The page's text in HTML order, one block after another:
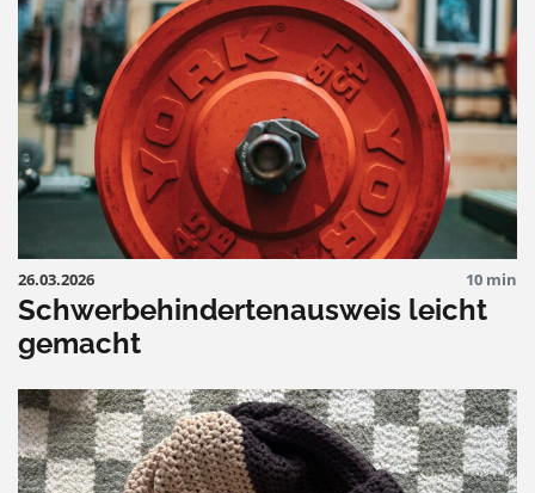
26.03.2026 10 min
Schwerbehindertenausweis leicht
gemacht